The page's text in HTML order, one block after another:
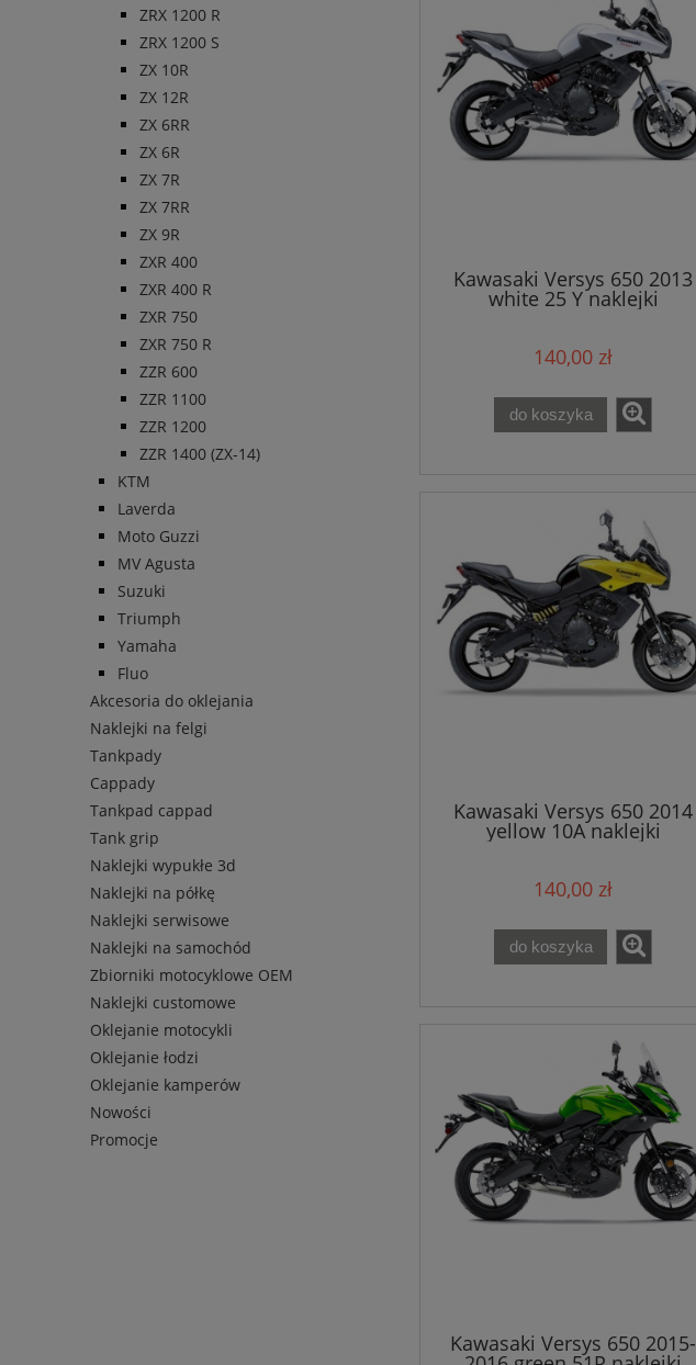
ZRX 1200 R
ZRX 1200 S
ZX 10R
ZX 12R
ZX 6RR
ZX 6R
ZX 7R
ZX 7RR
ZX 9R
ZXR 400
ZXR 400 R
ZXR 750
ZXR 750 R
ZZR 600
ZZR 1100
ZZR 1200
ZZR 1400 (ZX-14)
KTM
Laverda
Moto Guzzi
MV Agusta
Suzuki
Triumph
Yamaha
Fluo
Akcesoria do oklejania
Naklejki na felgi
Tankpady
Cappady
Tankpad cappad
Tank grip
Naklejki wypukłe 3d
Naklejki na półkę
Naklejki serwisowe
Naklejki na samochód
Zbiorniki motocyklowe OEM
Naklejki customowe
Oklejanie motocykli
Oklejanie łodzi
Oklejanie kamperów
Nowości
Promocje
Kawasaki Versys 650 2013
white 25 Y naklejki
140,00 zł
do koszyka
Kawasaki Versys 650 2014
yellow 10A naklejki
140,00 zł
do koszyka
Kawasaki Versys 650 2015-